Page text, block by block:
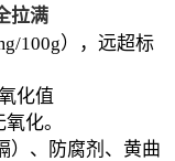
拉满
100g），远超标
化值
化。
）、防腐剂、黄曲